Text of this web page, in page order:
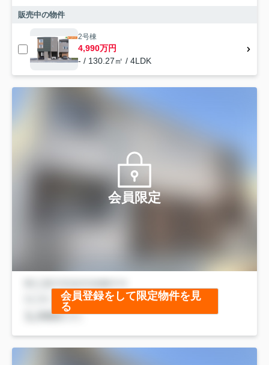
販売中の物件
2号棟
4,990万円
- / 130.27㎡ / 4LDK
会員限定
会員登録をして限定物件を見
る